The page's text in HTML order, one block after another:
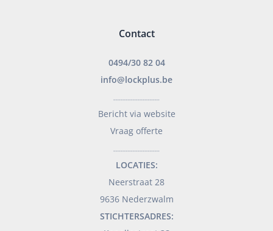
Contact
0494/30 82 04
info@lockplus.be
Bericht via website
Vraag offerte
LOCATIES:
Neerstraat 28
9636 Nederzwalm
STICHTERSADRES: